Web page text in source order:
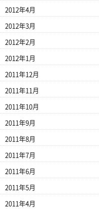
2012年4月
2012年3月
2012年2月
2012年1月
2011年12月
2011年11月
2011年10月
2011年9月
2011年8月
2011年7月
2011年6月
2011年5月
2011年4月